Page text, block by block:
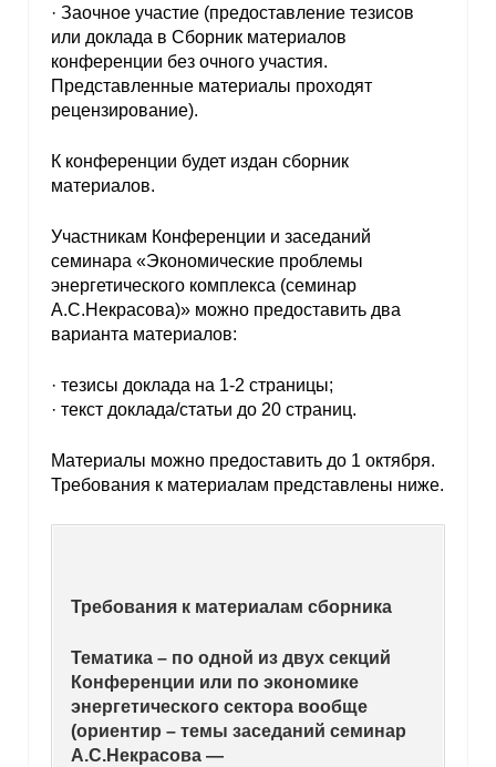
· Заочное участие (предоставление тезисов
или доклада в Сборник материалов
конференции без очного участия.
Представленные материалы проходят
рецензирование).
К конференции будет издан сборник
материалов.
Участникам Конференции и заседаний
семинара «Экономические проблемы
энергетического комплекса (семинар
А.С.Некрасова)» можно предоставить два
варианта материалов:
· тезисы доклада на 1-2 страницы;
· текст доклада/статьи до 20 страниц.
Материалы можно предоставить до 1 октября.
Требования к материалам представлены ниже.
Требования к материалам сборника
Тематика – по одной из двух секций
Конференции или по экономике
энергетического сектора вообще
(ориентир – темы заседаний семинар
А.С.Некрасова —